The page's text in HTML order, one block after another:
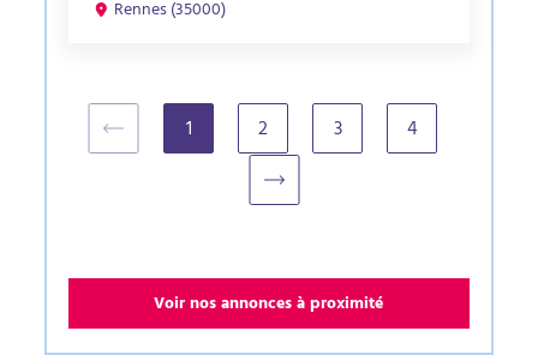
Rennes (35000)
1(current)2 3 4
Voir nos annonces à proximité